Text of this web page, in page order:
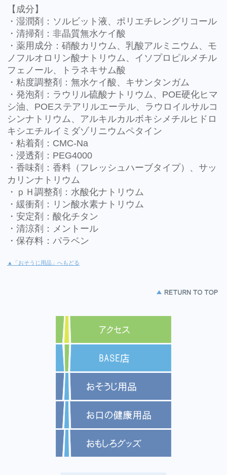
【成分】
・湿潤剤：ソルビット液、ポリエチレングリコール
・清掃剤：非晶質無水ケイ酸
・薬用成分：硝酸カリウム、乳酸アルミニウム、モ
ノフルオロリン酸ナトリウム、イソプロピルメチル
フェノール、トラネキサム酸
・粘度調整剤：無水ケイ酸、キサンタンガム
・発泡剤：ラウリル硫酸ナトリウム、POE硬化ヒマ
シ油、POEステアリルエーテル、ラウロイルサルコ
シンナトリウム、アルキルカルボキシメチルヒドロ
キシエチルイミダゾリニウムペタイン
・粘着剤：CMC-Na
・浸透剤：PEG4000
・香味剤：香料（フレッシュハーブタイプ）、サッ
カリンナトリウム
・ｐＨ調整剤：水酸化ナトリウム
・緩衝剤：リン酸水素ナトリウム
・安定剤：酸化チタン
・清涼剤：メントール
・保存料：パラベン
▲「おそうじ用品」へもどる